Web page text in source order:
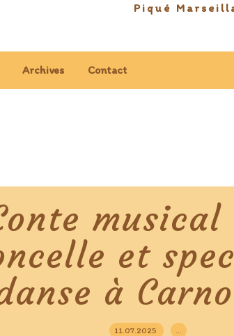
Piqué
Archives Contact
musical
et
à
11.07.2025 …